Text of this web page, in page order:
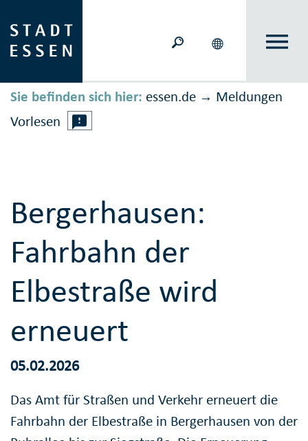
Sie befinden sich hier: essen.de → Meldungen
Vorlesen
Bergerhausen:
Fahrbahn der
Elbestraße wird
erneuert
05.02.2026
Das Amt für Straßen und Verkehr erneuert die
Fahrbahn der Elbestraße in Bergerhausen von der